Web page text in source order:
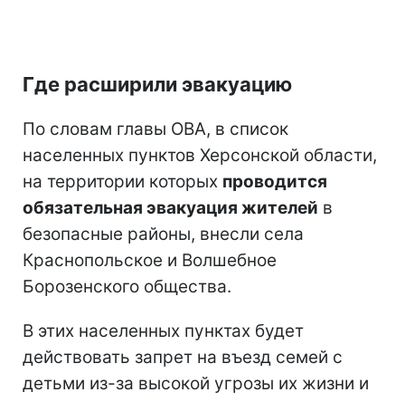
Где расширили эвакуацию
По словам главы ОВА, в список
населенных пунктов Херсонской области,
на территории которых проводится
обязательная эвакуация жителей в
безопасные районы, внесли села
Краснопольское и Волшебное
Борозенского общества.
В этих населенных пунктах будет
действовать запрет на въезд семей с
детьми из-за высокой угрозы их жизни и